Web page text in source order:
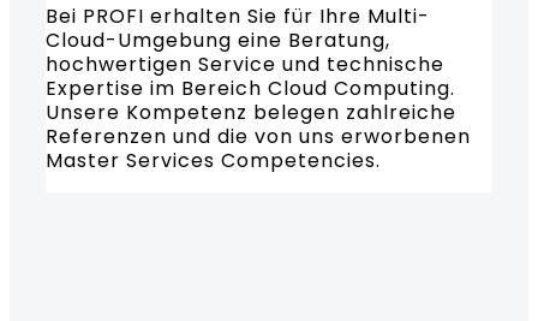
Bei PROFI erhalten Sie für Ihre Multi-
Cloud-Umgebung eine Beratung,
hochwertigen Service und technische
Expertise im Bereich Cloud Computing.
Unsere Kompetenz belegen zahlreiche
Referenzen und die von uns erworbenen
Master Services Competencies.